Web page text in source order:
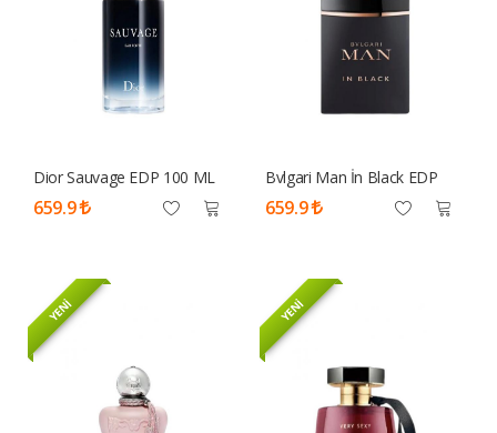
Dior Sauvage EDP 100 ML
Tester Parfüm Erkek
659.9
Bvlgari Man İn Black EDP
100ml Tester Parfüm Erkek
659.9
YENİ YENİ